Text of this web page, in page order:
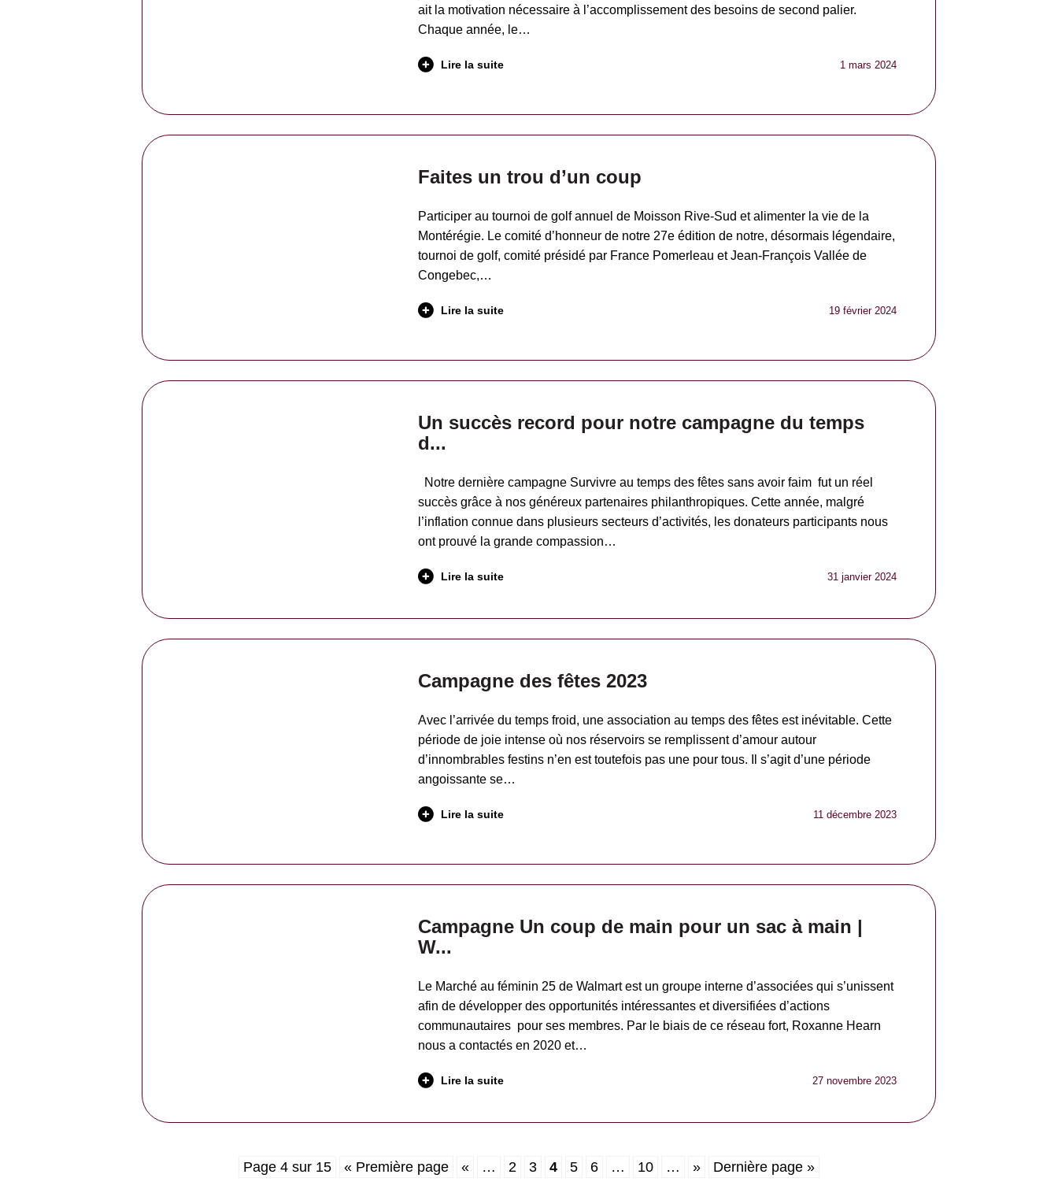
ait la motivation nécessaire à l’accomplissement des besoins de second palier.
Chaque année, le…
Lire la suite 1 mars 2024
Faites un trou d’un coup
Participer au tournoi de golf annuel de Moisson Rive-Sud et alimenter la vie de la
Montérégie. Le comité d’honneur de notre 27e édition de notre, désormais légendaire,
tournoi de golf, comité présidé par France Pomerleau et Jean-François Vallée de
Congebec,…
Lire la suite 19 février 2024
Un succès record pour notre campagne du temps
d...
Notre dernière campagne Survivre au temps des fêtes sans avoir faim fut un réel
succès grâce à nos généreux partenaires philanthropiques. Cette année, malgré
l’inflation connue dans plusieurs secteurs d’activités, les donateurs participants nous
ont prouvé la grande compassion…
Lire la suite 31 janvier 2024
Campagne des fêtes 2023
Avec l’arrivée du temps froid, une association au temps des fêtes est inévitable. Cette
période de joie intense où nos réservoirs se remplissent d’amour autour
d’innombrables festins n’en est toutefois pas une pour tous. Il s’agit d’une période
angoissante se…
Lire la suite 11 décembre 2023
Campagne Un coup de main pour un sac à main |
W...
Le Marché au féminin 25 de Walmart est un groupe interne d’associées qui s’unissent
afin de développer des opportunités intéressantes et diversifiées d’actions
communautaires pour ses membres. Par le biais de ce réseau fort, Roxanne Hearn
nous a contactés en 2020 et…
Lire la suite 27 novembre 2023
Page 4 sur 15 « Première page « … 2 3 4 5 6 … 10 … » Dernière page »